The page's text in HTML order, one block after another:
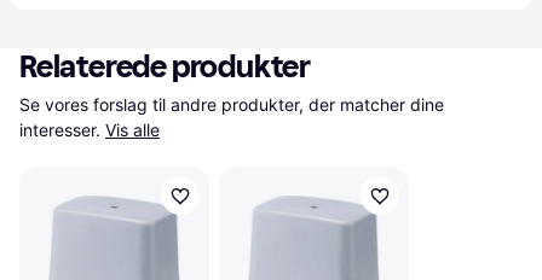
Relaterede produkter
Se vores forslag til andre produkter, der matcher dine
interesser. Vis alle